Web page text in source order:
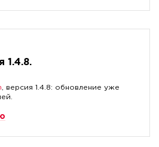
1.4.8.
, версия 1.4.8: обновление уже